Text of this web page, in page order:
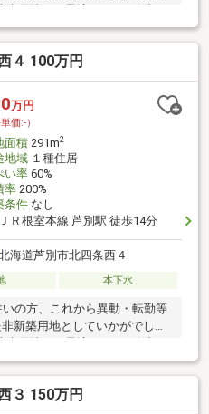
売用地にも最適です♪お引渡し
４ 100万円
万円
単価:-）
面積291m2
地域１種住居
い率60%
率200%
条件なし
ＪＲ根室本線 芦別駅 徒歩14分
海道芦別市北四条西４
本下水
いの方、これから異動・転勤等
新築用地としていかがでしょ
の汚水桝がございます。撤去
致します。
３ 150万円